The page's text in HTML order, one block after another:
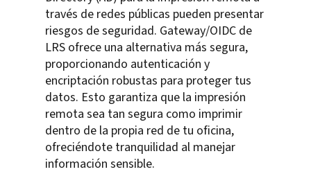
través de redes públicas pueden presentar
riesgos de seguridad. Gateway/OIDC de
LRS ofrece una alternativa más segura,
proporcionando autenticación y
encriptación robustas para proteger tus
datos. Esto garantiza que la impresión
remota sea tan segura como imprimir
dentro de la propia red de tu oficina,
ofreciéndote tranquilidad al manejar
información sensible.